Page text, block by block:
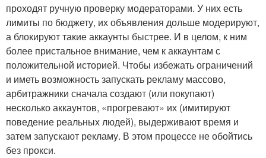
проходят ручную проверку модераторами. У них есть
лимиты по бюджету, их объявления дольше модерируют,
а блокируют такие аккаунты быстрее. И в целом, к ним
более пристальное внимание, чем к аккаунтам с
положительной историей. Чтобы избежать ограничений
и иметь возможность запускать рекламу массово,
арбитражники сначала создают (или покупают)
несколько аккаунтов, «прогревают» их (имитируют
поведение реальных людей), выдерживают время и
затем запускают рекламу. В этом процессе не обойтись
без прокси.